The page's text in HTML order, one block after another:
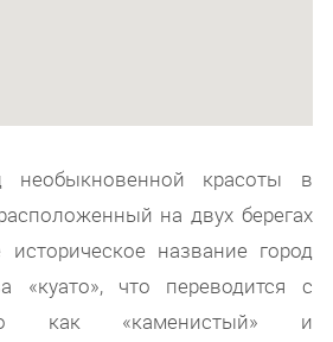
необыкновенной красоты в
на двух берегах
название город
«куато», что переводится с
как «каменистый» и